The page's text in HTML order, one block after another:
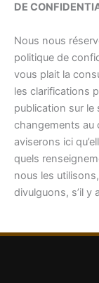
DE
Nous nous
politique de
vous plait la
les clarifications
publication sur le
changements au
aviserons ici
quels
nous les
divulguons, s’il y